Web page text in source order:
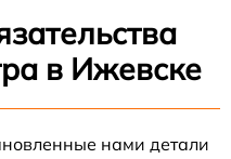
в Ижевске
нами детали